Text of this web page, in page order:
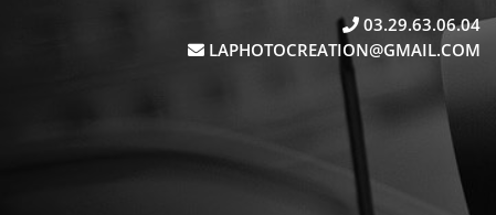
03.29.63.06.04
LAPHOTOCREATION@GMAIL.COM